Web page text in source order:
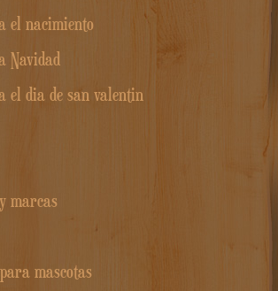
el nacimiento
Navidad
el dia de san valentin
marcas
mascotas